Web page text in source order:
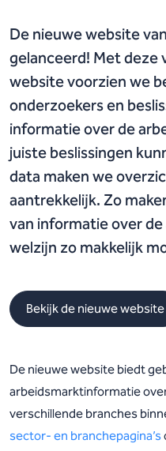
De nieuwe website
gelanceerd! Met deze
website voorzien we
onderzoekers en
informatie over de
juiste beslissingen
data maken we
aantrekkelijk. Zo
van informatie over
welzijn zo makkelijk
Bekijk de nieuwe website
De nieuwe website biedt
arbeidsmarktinformatie
verschillende branches
sector- en branchepagina’s